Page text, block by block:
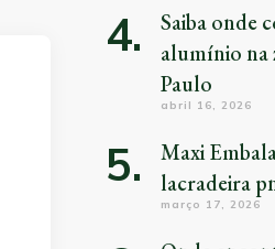
Saiba onde
alumínio na
Paulo
abril 16, 2026
Maxi
lacradeira
março 17, 2026